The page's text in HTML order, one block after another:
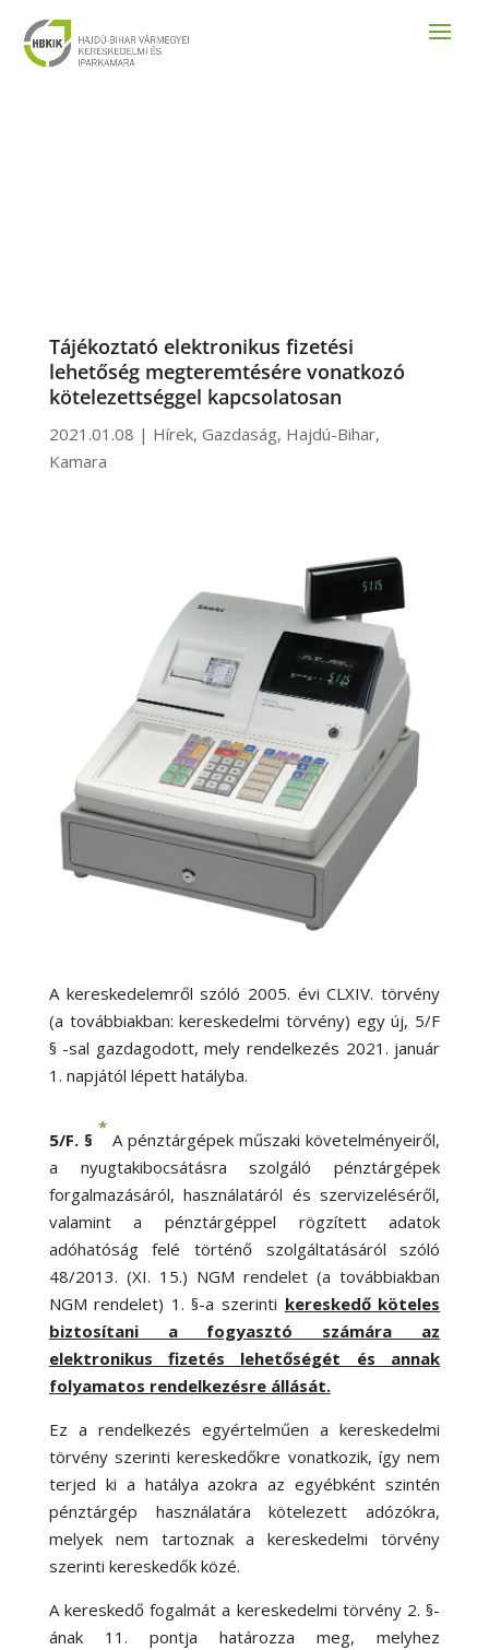
Tájékoztató elektronikus fizetési
lehetőség megteremtésére vonatkozó
kötelezettséggel kapcsolatosan
2021.01.08 | Hírek, Gazdaság, Hajdú-Bihar,
Kamara
A kereskedelemről szóló 2005. évi CLXIV. törvény
(a továbbiakban: kereskedelmi törvény) egy új, 5/F
§ -sal gazdagodott, mely rendelkezés 2021. január
1. napjától lépett hatályba.
5/F. §
*
A pénztárgépek műszaki követelményeiről,
a nyugtakibocsátásra szolgáló pénztárgépek
forgalmazásáról, használatáról és szervizeléséről,
valamint a pénztárgéppel rögzített adatok
adóhatóság felé történő szolgáltatásáról szóló
48/2013. (XI. 15.) NGM rendelet (a továbbiakban
NGM rendelet) 1. §-a szerinti kereskedő köteles
biztosítani a fogyasztó számára az
elektronikus fizetés lehetőségét és annak
folyamatos rendelkezésre állását.
Ez a rendelkezés egyértelműen a kereskedelmi
törvény szerinti kereskedőkre vonatkozik, így nem
terjed ki a hatálya azokra az egyébként szintén
pénztárgép használatára kötelezett adózókra,
melyek nem tartoznak a kereskedelmi törvény
szerinti kereskedők közé.
A kereskedő fogalmát a kereskedelmi törvény 2. §-
ának 11. pontja határozza meg, melyhez